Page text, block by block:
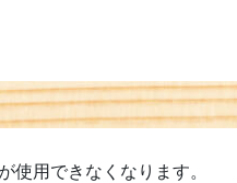
用できなくなります。